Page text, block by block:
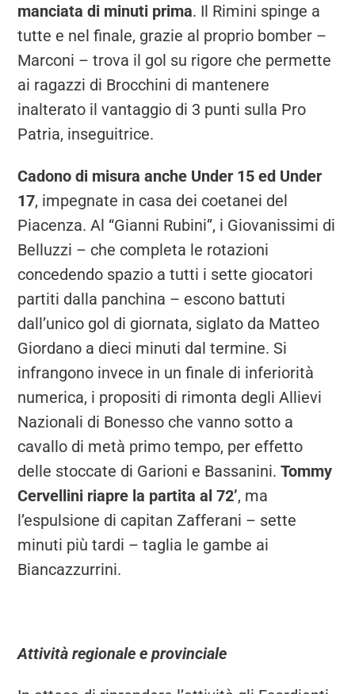
manciata di minuti prima. Il Rimini spinge a
tutte e nel finale, grazie al proprio bomber –
Marconi – trova il gol su rigore che permette
ai ragazzi di Brocchini di mantenere
inalterato il vantaggio di 3 punti sulla Pro
Patria, inseguitrice.
Cadono di misura anche Under 15 ed Under
17, impegnate in casa dei coetanei del
Piacenza. Al “Gianni Rubini”, i Giovanissimi di
Belluzzi – che completa le rotazioni
concedendo spazio a tutti i sette giocatori
partiti dalla panchina – escono battuti
dall’unico gol di giornata, siglato da Matteo
Giordano a dieci minuti dal termine. Si
infrangono invece in un finale di inferiorità
numerica, i propositi di rimonta degli Allievi
Nazionali di Bonesso che vanno sotto a
cavallo di metà primo tempo, per effetto
delle stoccate di Garioni e Bassanini.Tommy
Cervellini riapre la partita al 72’, ma
l’espulsione di capitan Zafferani – sette
minuti più tardi – taglia le gambe ai
Biancazzurrini.
Attività regionale e provinciale